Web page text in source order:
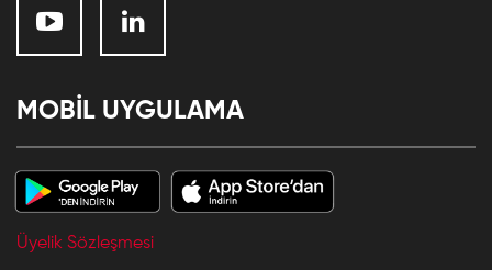
MOBİL UYGULAMA
Üyelik Sözleşmesi